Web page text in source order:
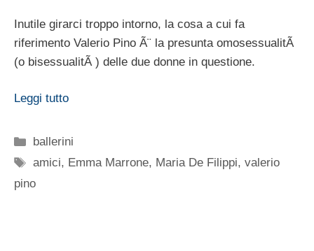
Inutile girarci troppo intorno, la cosa a cui fa
riferimento Valerio Pino Ã¨ la presunta omosessualitÃ
(o bisessualitÃ ) delle due donne in questione.
Leggi tutto
Categorie
ballerini
Tag
amici, Emma Marrone, Maria De Filippi,valerio
pino